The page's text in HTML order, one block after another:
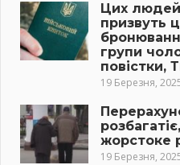
Цих людей
призвуть
групи
повістки,
19 Березня,
жорстоке
19 Березня,